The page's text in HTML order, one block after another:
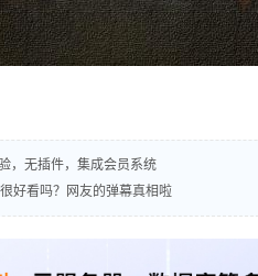
，无插件，集成会员系统
好看吗？网友的弹幕真相啦